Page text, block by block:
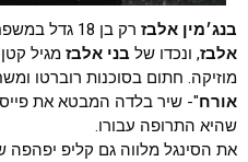
בנג׳מין אלבז רק בן 18 גדל במשפחה מוזיקלית בנו של הזמר
אלבז, ונכדו של בני אלבז מגיל
מוזיקה. חתום בסוכנות רוברטו
אורח"- שיר בלדה המבטא את
שהיא התרופה עבורו.
את הסינגל מלווה גם קליפ יפהפה